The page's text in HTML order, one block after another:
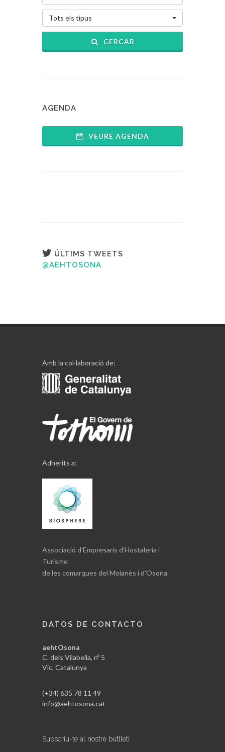
Tots els tipus
CERCAR
AGENDA
VEURE AGENDA
ÚLTIMS TWEETS
@AEHTOSONA
Amb la col·laboració de:
Adherits a:
Associació d'Empresaris d'Hostaleria i
Turisme
de les comarques del Moianès i d'Osona
DATOS DE CONTACTO
aehtOsona
C. dels Vilabella, nº 5
Vic, Catalunya
(+34) 635 78 11 49
info@aehtosona.cat
Subscriu-te al nostre butlletí